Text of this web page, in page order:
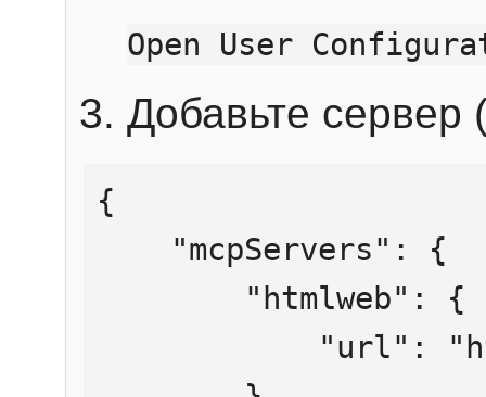
Open User
Добавьте сервер
{